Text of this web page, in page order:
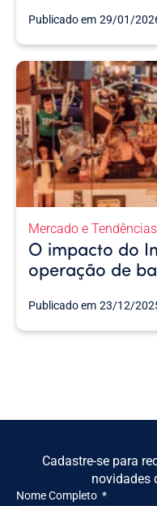
Publicado em 29/01/
Mercado e Tendências
O impacto do
operação de
Publicado em 23/12/
Cadastre-se para
novidades
Nome Completo